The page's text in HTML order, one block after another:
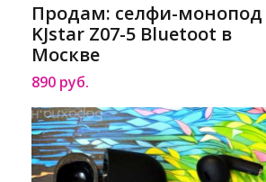
Продам: селфи-монопод
KJstar Z07-5 Bluetoot в
Москве
890 руб.